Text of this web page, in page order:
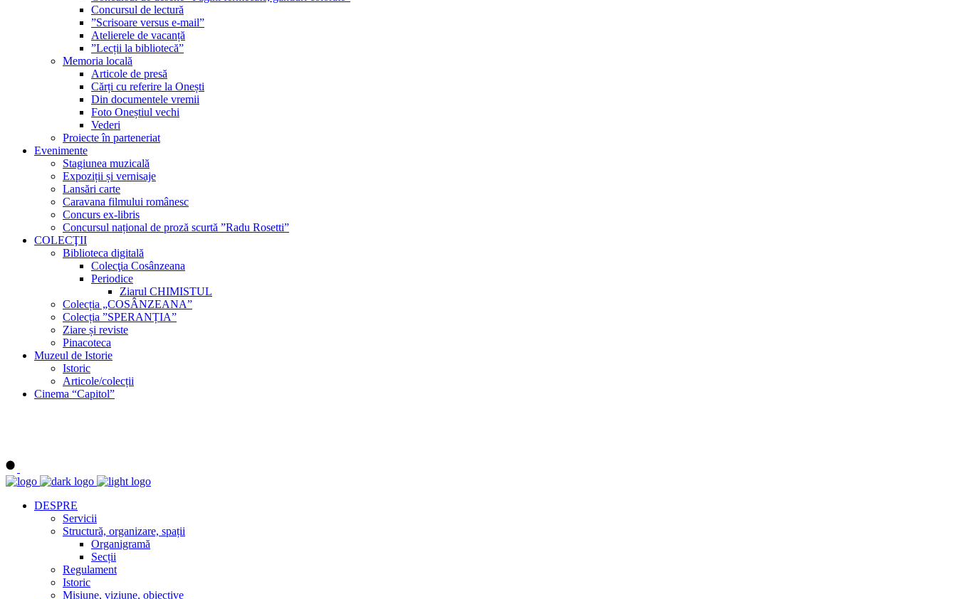
Concursul de lectură
”Scrisoare versus e-mail”
Atelierele de vacanță
”Lecții la bibliotecă”
Memoria locală
Articole de presă
Cărți cu referire la Onești
Din documentele vremii
Foto Oneștiul vechi
Vederi
Proiecte în parteneriat
Evenimente
Stagiunea muzicală
Expoziții și vernisaje
Lansări carte
Caravana filmului românesc
Concurs ex-libris
Concursul național de proză scurtă ”Radu Rosetti”
COLECŢII
Biblioteca digitală
Colecţia Cosânzeana
Periodice
Ziarul CHIMISTUL
Colecția „COSÂNZEANA”
Colecția ”SPERANȚIA”
Ziare și reviste
Pinacoteca
Muzeul de Istorie
Istoric
Articole/colecții
Cinema “Capitol”
DESPRE
Servicii
Structură, organizare, spații
Organigramă
Secții
Regulament
Istoric
Misiune, viziune, obiective